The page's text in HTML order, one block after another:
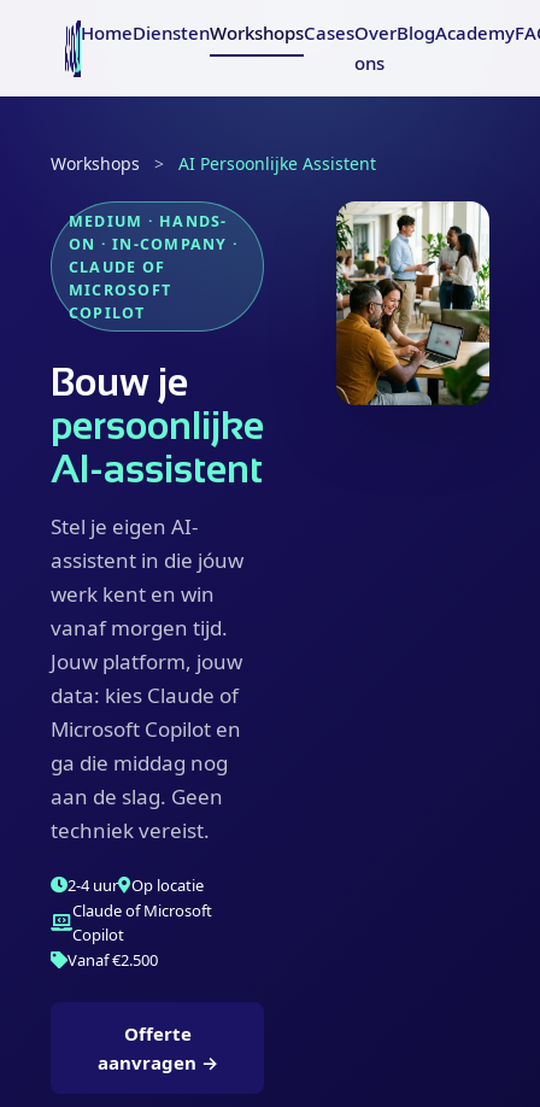
HomeDienstenWorkshopsCasesOver
ons
BlogAcademy
Workshops > AI Persoonlijke Assistent
MEDIUM · HANDS-
ON · IN-COMPANY ·
CLAUDE OF
MICROSOFT
COPILOT
Bouw je
persoonlijke
AI-assistent
Stel je eigen AI-
assistent in die jóuw
werk kent en win
vanaf morgen tijd.
Jouw platform, jouw
data: kies Claude of
Microsoft Copilot en
ga die middag nog
aan de slag. Geen
techniek vereist.
2-4 uur
Op locatie
Claude of Microsoft
Copilot
Vanaf €2.500
Offerte
aanvragen →